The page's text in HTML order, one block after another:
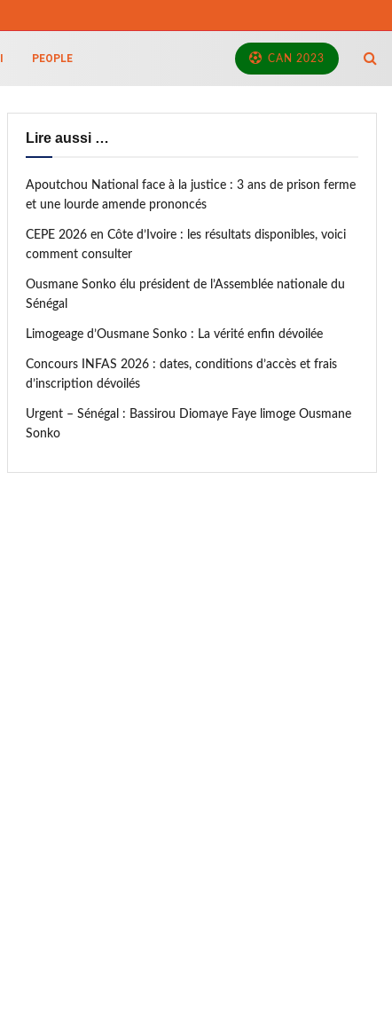
PEOPLE CAN 2023
Lire aussi …
Apoutchou National face à la justice : 3 ans de prison ferme
et une lourde amende prononcés
CEPE 2026 en Côte d’Ivoire : les résultats disponibles, voici
comment consulter
Ousmane Sonko élu président de l’Assemblée nationale du
Sénégal
Limogeage d’Ousmane Sonko : La vérité enfin dévoilée
Concours INFAS 2026 : dates, conditions d’accès et frais
d’inscription dévoilés
Urgent – Sénégal : Bassirou Diomaye Faye limoge Ousmane
Sonko